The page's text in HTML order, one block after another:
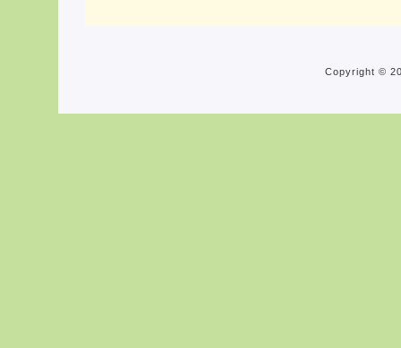
Copyright ©